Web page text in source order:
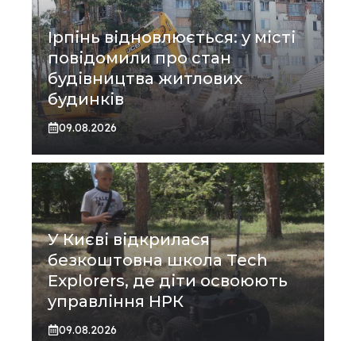
Ірпінь відновлюється: у місті
повідомили про стан
будівництва житлових
будинків
09.08.2026
У Києві відкрилася
безкоштовна школа Tech
Explorers, де діти освоюють
управління НРК
09.08.2026